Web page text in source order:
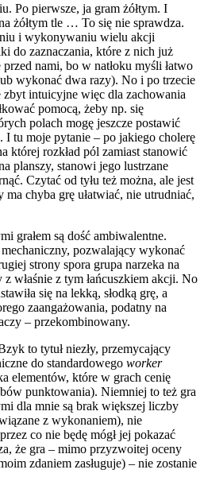
Po pierwsze, ja gram żółtym. I
żółtym tle … To się nie sprawdza.
i wykonywaniu wielu akcji
do zaznaczania, które z nich już
nami, bo w natłoku myśli łatwo
wykonać dwa razy). No i po trzecie
intuicyjne więc dla zachowania
pomocą, żeby np. się
polach mogę jeszcze postawić
I tu moje pytanie – po jakiego cholerę
której rozkład pól zamiast stanowić
planszy, stanowi jego lustrzane
Czytać od tyłu też można, ale jest
chyba grę ułatwiać, nie utrudniać,
grałem są dość ambiwalentne.
pozwalający wykonać
strony spora grupa narzeka na
z właśnie z tym łańcuszkiem akcji. No
się na lekką, słodką grę, a
zaangażowania, podatny na
– przekombinowany.
to tytuł niezły, przemycający
do standardowego worker
elementów, które w grach cenię
punktowania). Niemniej to też gra
dla mnie są brak większej liczby
z wykonaniem), nie
co nie będę mógł jej pokazać
że gra – mimo przyzwoitej oceny
zdaniem zasługuje) – nie zostanie